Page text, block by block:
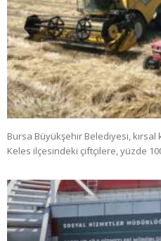
Bursa Büyükşehir Belediyesi, kırsal
Keles ilçesindeki çiftçilere, yüzde